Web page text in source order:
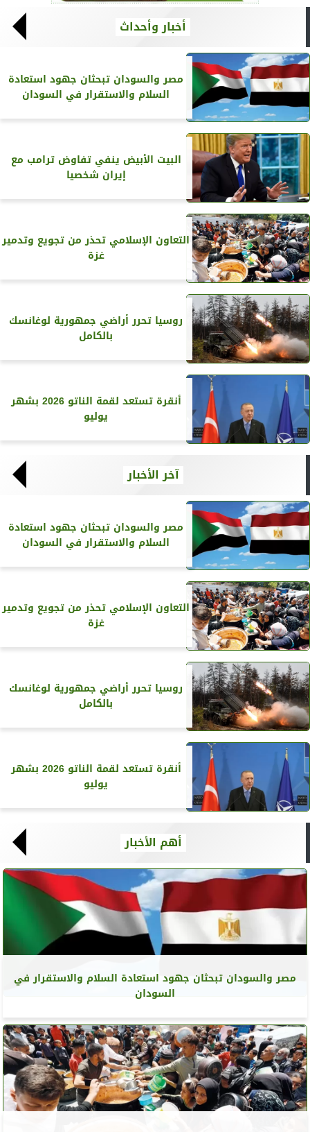
أخبار وأحداث
مصر والسودان تبحثان جهود استعادة
السلام والاستقرار في السودان
البيت الأبيض ينفي تفاوض ترامب مع
إيران شخصيا
التعاون الإسلامي تحذر من تجويع وتدمير
غزة
روسيا تحرر أراضي جمهورية لوغانسك
بالكامل
أنقرة تستعد لقمة الناتو 2026 بشهر
يوليو
آخر الأخبار
مصر والسودان تبحثان جهود استعادة
السلام والاستقرار في السودان
التعاون الإسلامي تحذر من تجويع وتدمير
غزة
روسيا تحرر أراضي جمهورية لوغانسك
بالكامل
أنقرة تستعد لقمة الناتو 2026 بشهر
يوليو
أهم الأخبار
مصر والسودان تبحثان جهود استعادة السلام والاستقرار في
السودان